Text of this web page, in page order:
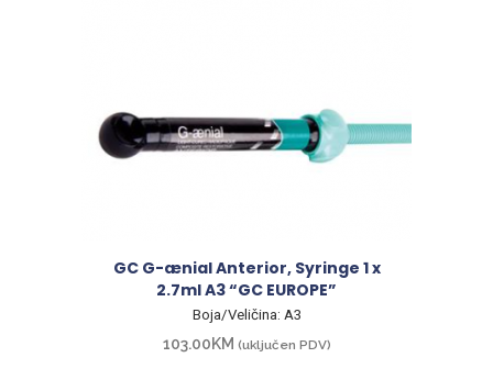
GC G-ænial Anterior, Syringe 1 x
2.7ml A3 “GC EUROPE”
Boja/Veličina: A3
103.00KM (uključen PDV)